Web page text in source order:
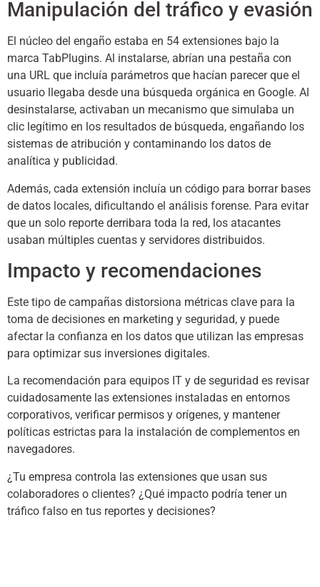
Manipulación del tráfico y evasión
El núcleo del engaño estaba en 54 extensiones bajo la
marca TabPlugins. Al instalarse, abrían una pestaña con
una URL que incluía parámetros que hacían parecer que el
usuario llegaba desde una búsqueda orgánica en Google. Al
desinstalarse, activaban un mecanismo que simulaba un
clic legítimo en los resultados de búsqueda, engañando los
sistemas de atribución y contaminando los datos de
analítica y publicidad.
Además, cada extensión incluía un código para borrar bases
de datos locales, dificultando el análisis forense. Para evitar
que un solo reporte derribara toda la red, los atacantes
usaban múltiples cuentas y servidores distribuidos.
Impacto y recomendaciones
Este tipo de campañas distorsiona métricas clave para la
toma de decisiones en marketing y seguridad, y puede
afectar la confianza en los datos que utilizan las empresas
para optimizar sus inversiones digitales.
La recomendación para equipos IT y de seguridad es revisar
cuidadosamente las extensiones instaladas en entornos
corporativos, verificar permisos y orígenes, y mantener
políticas estrictas para la instalación de complementos en
navegadores.
¿Tu empresa controla las extensiones que usan sus
colaboradores o clientes? ¿Qué impacto podría tener un
tráfico falso en tus reportes y decisiones?